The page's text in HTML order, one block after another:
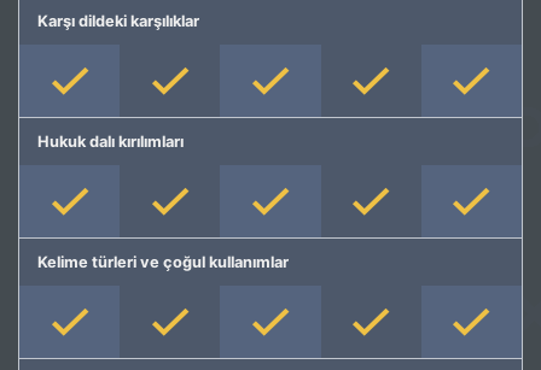
Karşı dildeki karşılıklar
Hukuk dalı kırılımları
Kelime türleri ve çoğul kullanımlar